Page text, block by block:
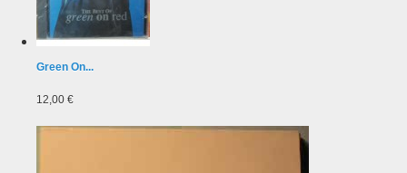
Green On...
12,00 €